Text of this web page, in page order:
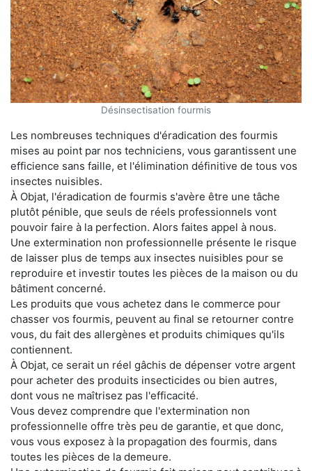
Désinsectisation fourmis
Les nombreuses techniques d'éradication des fourmis
mises au point par nos techniciens, vous garantissent une
efficience sans faille, et l'élimination définitive de tous vos
insectes nuisibles.
À Objat, l'éradication de fourmis s'avère être une tâche
plutôt pénible, que seuls de réels professionnels vont
pouvoir faire à la perfection. Alors faites appel à nous.
Une extermination non professionnelle présente le risque
de laisser plus de temps aux insectes nuisibles pour se
reproduire et investir toutes les pièces de la maison ou du
bâtiment concerné.
Les produits que vous achetez dans le commerce pour
chasser vos fourmis, peuvent au final se retourner contre
vous, du fait des allergènes et produits chimiques qu'ils
contiennent.
À Objat, ce serait un réel gâchis de dépenser votre argent
pour acheter des produits insecticides ou bien autres,
dont vous ne maîtrisez pas l'efficacité.
Vous devez comprendre que l'extermination non
professionnelle offre très peu de garantie, et que donc,
vous vous exposez à la propagation des fourmis, dans
toutes les pièces de la demeure.